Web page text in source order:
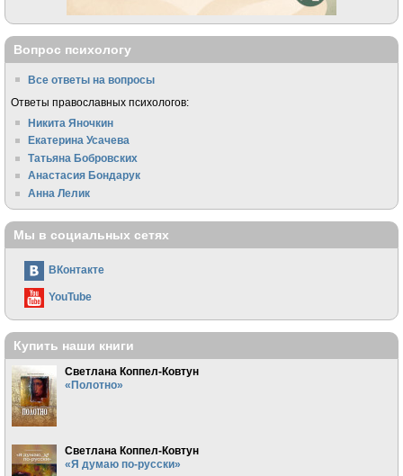
Вопрос психологу
Все ответы на вопросы
Ответы православных психологов:
Никита Яночкин
Екатерина Усачева
Татьяна Бобровских
Анастасия Бондарук
Анна Лелик
Мы в социальных сетях
ВКонтакте
YouTube
Купить наши книги
Светлана Коппел-Ковтун
«Полотно»
Светлана Коппел-Ковтун
«Я думаю по-русски»